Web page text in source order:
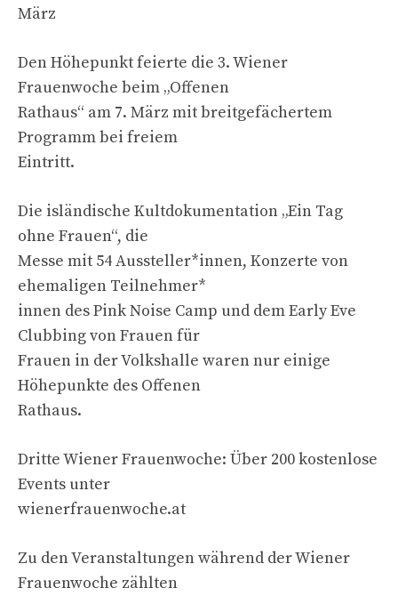
März
Den Höhepunkt feierte die 3. Wiener
Frauenwoche beim „Offenen
Rathaus“ am 7. März mit breitgefächertem
Programm bei freiem
Eintritt.
Die isländische Kultdokumentation „Ein Tag
ohne Frauen“, die
Messe mit 54 Aussteller*innen, Konzerte von
ehemaligen Teilnehmer*
innen des Pink Noise Camp und dem Early Eve
Clubbing von Frauen für
Frauen in der Volkshalle waren nur einige
Höhepunkte des Offenen
Rathaus.
Dritte Wiener Frauenwoche: Über 200 kostenlose
Events unter
wienerfrauenwoche.at
Zu den Veranstaltungen während der Wiener
Frauenwoche zählten